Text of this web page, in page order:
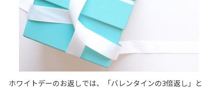
ホワイトデーのお返しでは、「バレンタインの3倍返し」と